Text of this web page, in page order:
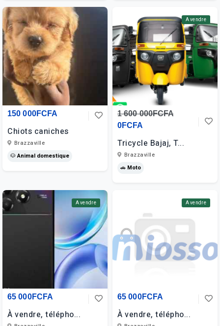
150 000FCFA
Chiots caniches
Brazzaville
🐶 Animal domestique
A vendre
1 600 000FCFA
0FCFA
Tricycle Bajaj, T...
Brazzaville
🚗 Moto
A vendre
65 000FCFA
À vendre, télépho...
A vendre
65 000FCFA
À vendre, télépho...